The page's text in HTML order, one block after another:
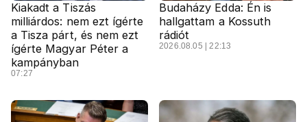
Kiakadt a Tiszás
milliárdos: nem ezt ígérte
a Tisza párt, és nem ezt
ígérte Magyar Péter a
kampányban
07:27
Budaházy Edda: Én is
hallgattam a Kossuth
rádiót
2026.08.05 | 22:13